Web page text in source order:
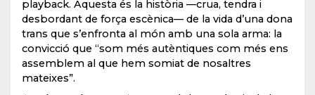
playback. Aquesta és la història —crua, tendra i
desbordant de força escènica— de la vida d’una dona
trans que s’enfronta al món amb una sola arma: la
convicció que “som més autèntiques com més ens
assemblem al que hem somiat de nosaltres
mateixes”.